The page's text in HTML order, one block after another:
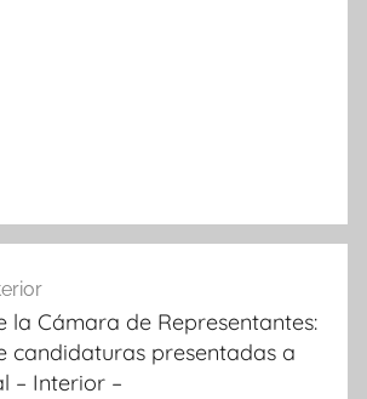
la Cámara de Representantes:
candidaturas presentadas a
– Interior –